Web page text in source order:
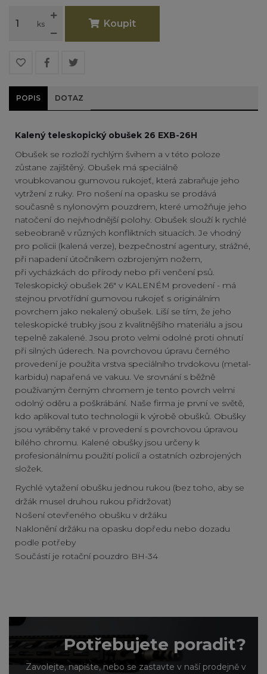
ks Koupit
POPIS DOTAZ
Kalený teleskopický obušek 26 EXB-26H
Obušek se rozloží rychlým švihem a v této poloze
zůstane zajištěný. Obušek má speciálně
vroubkovanou gumovou rukojeť, která zabraňuje jeho
vytržení z ruky. Pro nošení na opasku se prodává
současně s nylonovým pouzdrem, které umožňuje jeho
natočení do nejvhodnější polohy. Obušek slouží k rychlé
sebeobraně v různých konfliktních situacích. Je vhodný
pro policii (kalená verze), bezpečnostní agentury, strážné,
při napadení útočníkem ozbrojeným nožem,
při vycházkách do přírody nebo při venčení psů.
Teleskopický obušek 26" v KALENÉM provedení - má
stejnou prvotřídní gumovou rukojeť s originálním
povrchem jako nekalený obušek. Liší se tím, že jeho
teleskopické trubky jsou z kvalitnějšího materiálu a jsou
tepelně zakalené. Jsou proto velmi odolné proti ohnutí
při silných úderech. Na povrchovou úpravu černého
provedení je použita vrstva speciálního trvdokovu (metal-
karbidu) napařená ve vakuu. Ve srovnání s běžně
používaným černým chromem je tento povrch velmi
odolný oděru a poškrábání. Naše firma je první ve světě,
kdo aplikoval tuto technologii k výrobě obušků. Obušky
jsou vyráběny také v provedení s povrchovou úpravou
bílého chromu. Kalené obušky jsou určeny k
profesionálnímu použití policíí a ostatních ozbrojených
složek.
Rychlé vytažení obušku jednou rukou (bez toho, aby se
držák musel druhou rukou přidržovat)
Nošení otevřeného obušku v držáku
Naklonění držáku na opasku dopředu nebo dozadu
podle potřeby
Součástí je rotační pouzdro BH-34
Potřebujete poradit?
Zavolejte, napište, nebo se zastavte v naší prodejně v